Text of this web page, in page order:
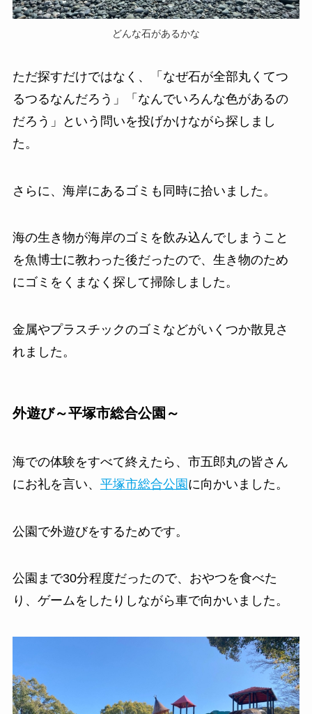
どんな石があるかな
ただ探すだけではなく、「なぜ石が全部丸くてつ
るつるなんだろう」「なんでいろんな色があるの
だろう」という問いを投げかけながら探しまし
た。
さらに、海岸にあるゴミも同時に拾いました。
海の生き物が海岸のゴミを飲み込んでしまうこと
を魚博士に教わった後だったので、生き物のため
にゴミをくまなく探して掃除しました。
金属やプラスチックのゴミなどがいくつか散見さ
れました。
外遊び～平塚市総合公園～
海での体験をすべて終えたら、市五郎丸の皆さん
にお礼を言い、 平塚市総合公園に向かいました。
公園で外遊びをするためです。
公園まで30分程度だったので、おやつを食べた
り、ゲームをしたりしながら車で向かいました。